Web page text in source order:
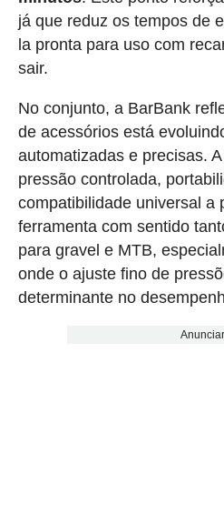
já que reduz os tempos de
la pronta para uso com
sair.
No conjunto, a BarBank
de acessórios está
automatizadas e precisas.
pressão controlada,
compatibilidade universal a
ferramenta com sentido
para gravel e MTB,
onde o ajuste fino de
determinante no
Anunciar